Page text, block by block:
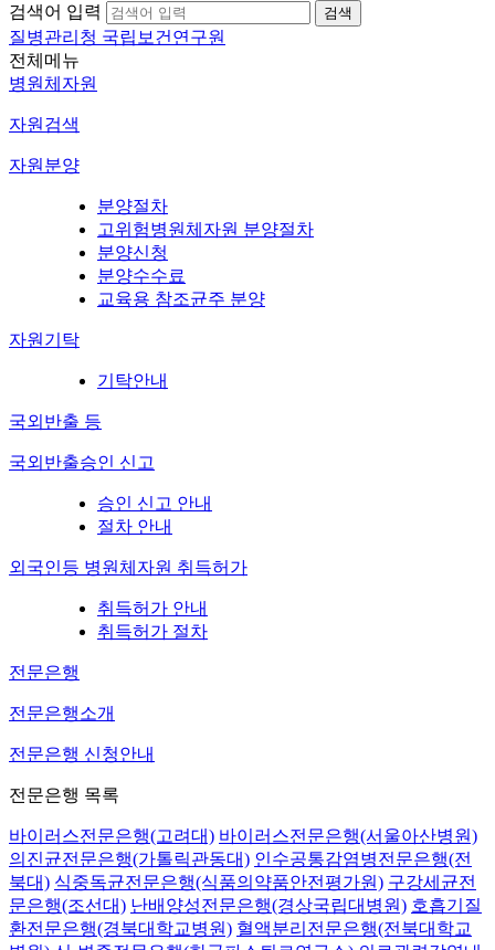
검색어 입력
질병관리청 국립보건연구원
전체메뉴
병원체자원
자원검색
자원분양
분양절차
고위험병원체자원 분양절차
분양신청
분양수수료
교육용 참조균주 분양
자원기탁
기탁안내
국외반출 등
국외반출승인 신고
승인 신고 안내
절차 안내
외국인등 병원체자원 취득허가
취득허가 안내
취득허가 절차
전문은행
전문은행소개
전문은행 신청안내
전문은행 목록
바이러스전문은행(고려대) 바이러스전문은행(서울아산병원)
의진균전문은행(가톨릭관동대) 인수공통감염병전문은행(전
북대) 식중독균전문은행(식품의약품안전평가원) 구강세균전
문은행(조선대) 난배양성전문은행(경상국립대병원) 호흡기질
환전문은행(경북대학교병원) 혈액분리전문은행(전북대학교